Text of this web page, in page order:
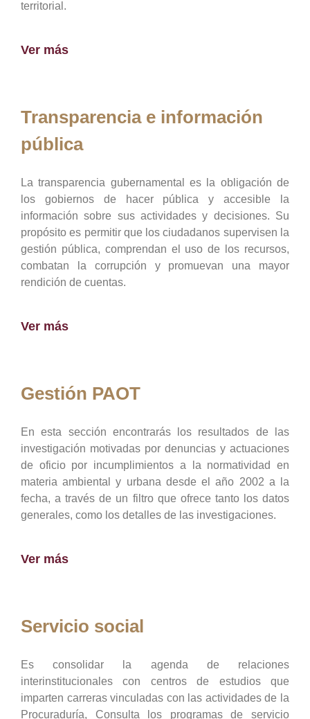
territorial.
Ver más
Transparencia e información
pública
La transparencia gubernamental es la obligación de
los gobiernos de hacer pública y accesible la
información sobre sus actividades y decisiones. Su
propósito es permitir que los ciudadanos supervisen la
gestión pública, comprendan el uso de los recursos,
combatan la corrupción y promuevan una mayor
rendición de cuentas.
Ver más
Gestión PAOT
En esta sección encontrarás los resultados de las
investigación motivadas por denuncias y actuaciones
de oficio por incumplimientos a la normatividad en
materia ambiental y urbana desde el año 2002 a la
fecha, a través de un filtro que ofrece tanto los datos
generales, como los detalles de las investigaciones.
Ver más
Servicio social
Es consolidar la agenda de relaciones
interinstitucionales con centros de estudios que
imparten carreras vinculadas con las actividades de la
Procuraduría, Consulta los programas de servicio